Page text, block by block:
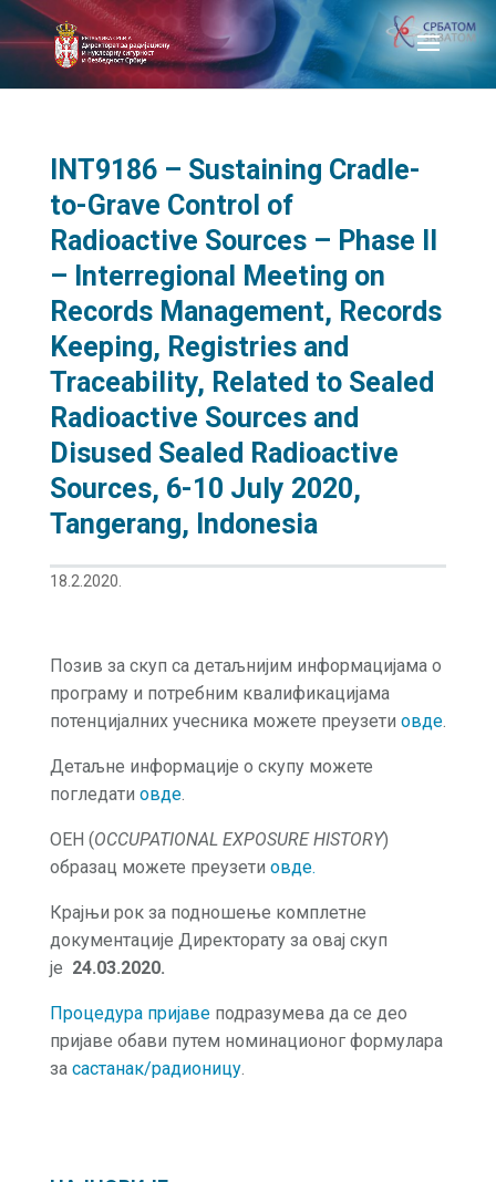
INT9186 – Sustaining Cradle-
to-Grave Control of
Radioactive Sources – Phase II
– Interregional Meeting on
Records Management, Records
Keeping, Registries and
Traceability, Related to Sealed
Radioactive Sources and
Disused Sealed Radioactive
Sources, 6-10 July 2020,
Tangerang, Indonesia
18.2.2020.
Позив за скуп са детаљнијим информацијама о
програму и потребним квалификацијама
потенцијалних учесника можете преузети овде.
Детаљне информације о скупу можете
погледати овде.
OEH (OCCUPATIONAL EXPOSURE HISTORY)
образац можете преузети овде.
Крајњи рок за подношење комплетне
документације Директорату за овај скуп
је 24.03.2020.
Процедура пријавеподразумева да се део
пријаве обави путем номинационог формулара
за састанак/радионицу.